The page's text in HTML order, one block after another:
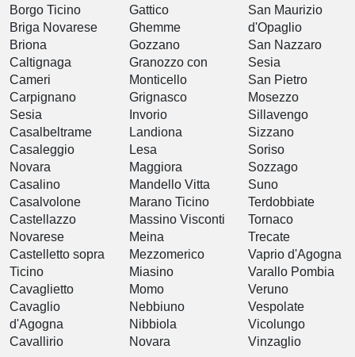
Borgo Ticino
Briga Novarese
Briona
Caltignaga
Cameri
Carpignano
Sesia
Casalbeltrame
Casaleggio
Novara
Casalino
Casalvolone
Castellazzo
Novarese
Castelletto sopra
Ticino
Cavaglietto
Cavaglio
d'Agogna
Cavallirio
Gattico
Ghemme
Gozzano
Granozzo con
Monticello
Grignasco
Invorio
Landiona
Lesa
Maggiora
Mandello Vitta
Marano Ticino
Massino Visconti
Meina
Mezzomerico
Miasino
Momo
Nebbiuno
Nibbiola
Novara
San Maurizio
d'Opaglio
San Nazzaro
Sesia
San Pietro
Mosezzo
Sillavengo
Sizzano
Soriso
Sozzago
Suno
Terdobbiate
Tornaco
Trecate
Vaprio d'Agogna
Varallo Pombia
Veruno
Vespolate
Vicolungo
Vinzaglio